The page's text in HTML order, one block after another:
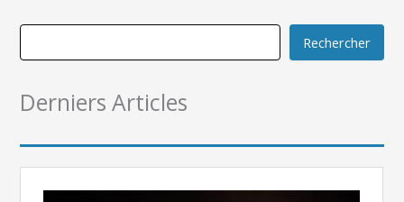
Rechercher
Derniers Articles